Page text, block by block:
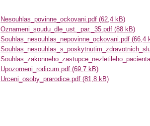
Nesouhlas_povinne_ockovani.pdf (62,4 kB)
Oznameni_soudu_dle_ust._par._35.pdf (88 kB)
Souhlas_nesouhlas_nepovinne_ockovani.pdf (66,4
Upozorneni_rodicum.pdf (69,7 kB)
Urceni_osoby_prarodice.pdf (81,8 kB)